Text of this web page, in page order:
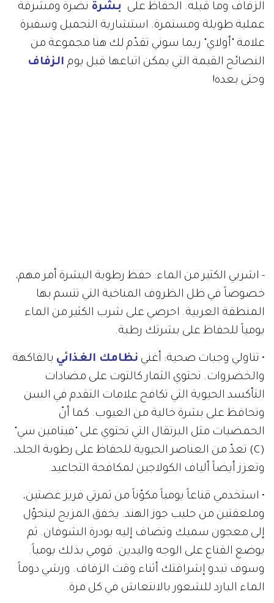
الزفاف وما قبله. الحفاظ على بشرة نضرة ومشرقة
عملية طويلة ومستمرة. استشارية التجميل وسفيرة
علامة "أولاي" ريما سوني تقدّم لك هنا مجموعة من
النصائح القيمة التي يمكن اتباعها قبل يوم الزفاف
وحتى بعده!
- اشربي الكثير من الماء: حفظ رطوبة البشرة أمر مهم،
خصوصاً في ظل الظروف المناخية التي تتسم بها
المنطقة العربية. احرصي على شرب الكثير من الماء
يومياً للحفاظ على بشرتك رطبة.
• تناولي وجبات صحية: أغني نظامك الغذائي بالفاكهة
والخضروات. تحتوي الثمار كالتوت على مضادات
التأكسد الحيوية التي تكافح علامات التقدم في السن
وتحافظ على بشرة خالية من العيوب. كما أنّ
الحمضيات مثل البرتقال التي تحتوي على "فيتامين سي"
(C) تعدّ من العناصر الحيوية للحفاظ على رطوبة الجلد،
وتعزز أيضاً ألياف الكولاجين لمكافحة التجاعيد.
• استخدمي قناعاً يومياً مكوّناً من ثمرتي فريز غضتين،
وملعقتين من حليب جوز الهند. يخفق المزيج ليتحوّل
إلى معجون سميك وتضاف إليه بودرة الشوفان. ثم
يوضع القناع على الوجه واليدين. قومي بذلك يومياً.
وسوف تبدو إشراقتك أثناء وقت الزفاف. ورشي دوماً
الماء البارد للشعور بالانتعاش في كل مرة.